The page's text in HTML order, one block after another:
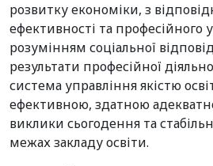
розвитку економіки, з
ефективності та професійного
розумінням соціальної
результати професійної
система управління якістю
ефективною, здатною
виклики сьогодення та
межах закладу освіти.